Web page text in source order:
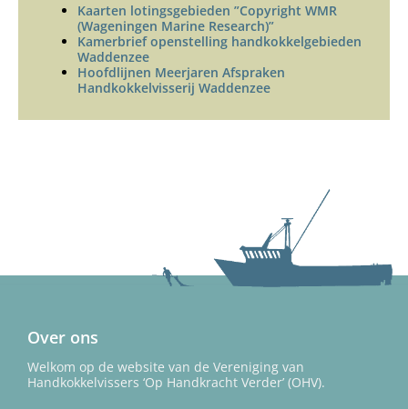
Kaarten lotingsgebieden ”Copyright WMR
(Wageningen Marine Research)”
Kamerbrief openstelling handkokkelgebieden
Waddenzee
Hoofdlijnen Meerjaren Afspraken
Handkokkelvisserij Waddenzee
Over ons
Welkom op de website van de Vereniging van
Handkokkelvissers ‘Op Handkracht Verder’ (OHV).